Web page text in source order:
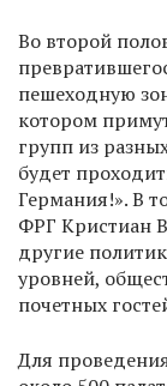
Во второй
пешеходную
котором
групп из
будет
Германия!». В
ФРГ Кристиан
другие
уровней,
почетных
Для